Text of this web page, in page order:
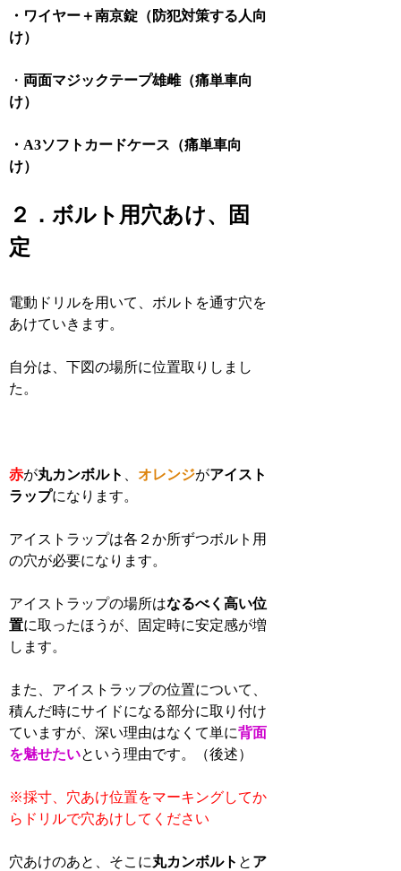
・ワイヤー＋南京錠（防犯対策する人向
け）
・ 両面マジックテープ雄雌（痛単車向
け）
・A3ソフトカードケース（痛単車向
け）
２．ボルト用穴あけ、固
定
電動ドリルを用いて、ボルトを通す穴を
あけていきます。
自分は、下図の場所に位置取りしまし
た。
赤が丸カンボルト 、 オレンジがアイスト
ラップになります。
アイストラップは各２か所ずつボルト用
の穴が必要になります。
アイストラップの場所はなるべく高い位
置に取ったほうが、固定時に安定感が増
します。
また、アイストラップの位置について、
積んだ時にサイドになる部分に取り付け
ていますが、深い理由はなくて単に背面
を魅せたいという理由です。（後述）
※採寸、穴あけ位置をマーキングしてか
らドリルで穴あけしてください
穴あけのあと、そこに丸カンボルト と ア